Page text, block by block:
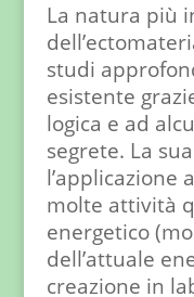
La natura più
studi
esistente
logica e ad
segrete. La
l’applicazione
molte attività
energetico
dell’attuale
creazione in